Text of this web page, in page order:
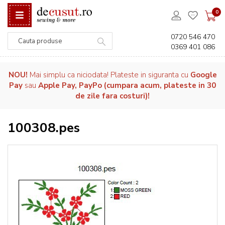
0
0720 546 470
0369 401 086
NOU! Mai simplu ca niciodata! Plateste in siguranta cu Google
Pay sau Apple Pay, PayPo (cumpara acum, plateste in 30
de zile fara costuri)!
100308.pes